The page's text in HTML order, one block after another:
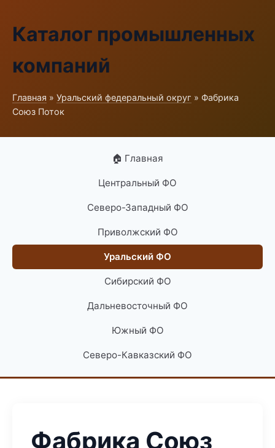
Каталог промышленных
компаний
Главная » Уральский федеральный округ » Фабрика
Союз Поток
🏠 Главная
Центральный ФО
Северо-Западный ФО
Приволжский ФО
Уральский ФО
Сибирский ФО
Дальневосточный ФО
Южный ФО
Северо-Кавказский ФО
Фабрика Союз